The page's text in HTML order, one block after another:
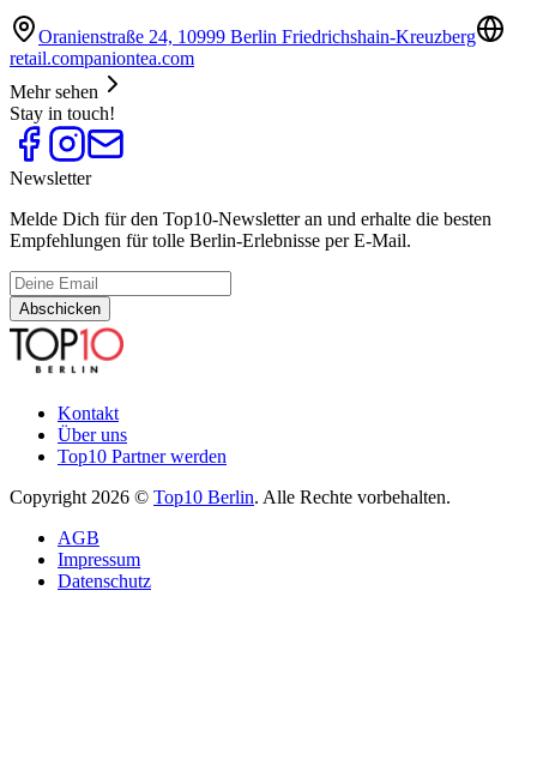
Oranienstraße 24, 10999 Berlin Friedrichshain-Kreuzberg
retail.companiontea.com
Mehr sehen
Stay in touch!
Newsletter
Melde Dich für den Top10-Newsletter an und erhalte die besten
Empfehlungen für tolle Berlin-Erlebnisse per E-Mail.
Abschicken
Kontakt
Über uns
Top10 Partner werden
Copyright 2026 © Top10 Berlin. Alle Rechte vorbehalten.
AGB
Impressum
Datenschutz